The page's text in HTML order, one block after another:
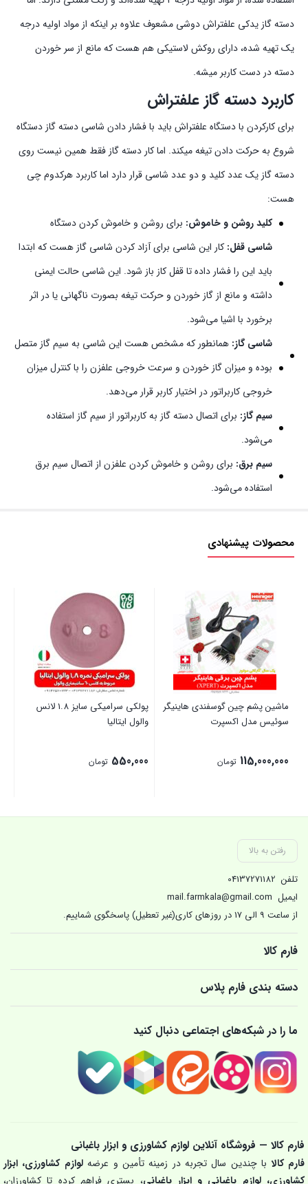
دسته گاز یدکی علفتراش دوشی مشعوف علاوه بر اینکه از مواد اولیه درجه
یک تهیه شده، دارای روکش لاستیکی هم هست که مانع از سر خوردن
دسته در دست کاربر میشه.
کاربرد دسته گاز علفتراش
برای کارکردن با دستگاه علفتراش باید با فشار دادن شاسی دسته گاز دستگاه
شروع به حرکت دادن تیغه میکند. اما کار دسته گاز فقط همین نیست روی
دسته گاز یک عدد کلید و دو عدد شاسی قرار دارد اما کاربرد هرکدوم چی
هست:
کلید روشن و خاموش: برای روشن و خاموش کردن دستگاه
شاسی قفل: کار این شاسی برای آزاد کردن شاسی گاز هست که ابتدا
باید این را فشار داده تا قفل کاز باز شود. این شاسی حالت ایمنی
داشته و مانع از گاز خوردن و حرکت تیغه بصورت ناگهانی یا در اثر
برخورد با اشیا می‌شود.
شاسی گاز: همانطور که مشخص هست این شاسی به سیم گاز متصل
بوده و میزان گاز خوردن و سرعت خروجی علفزن را با کنترل میزان
خروجی کاربراتور در اختیار کاربر قرار می‌دهد.
سیم گاز: برای اتصال دسته گاز به کاربراتور از سیم گاز استفاده
می‌شود.
سیم برق: برای روشن و خاموش کردن علفزن از اتصال سیم برق
استفاده می‌شود.
محصولات پیشنهادی
ماشین پشم چین گوسفندی هاینیگر
سوئیس مدل اکسپرت
115,000,000 تومان
پولکی سرامیکی سایز 1.8 لانس
والول ایتالیا
550,000 تومان
رفتن به بالا
تلفن 04137271182
ایمیل mail.farmkala@gmail.com
از ساعت 9 الی 17 در روزهای کاری(غیر تعطیل) پاسخگوی شماییم.
فارم کالا
دسته بندی فارم پلاس
ما را در شبکه‌های اجتماعی دنبال کنید
فارم کالا — فروشگاه آنلاین لوازم کشاورزی و ابزار باغبانی
فارم کالا با چندین سال تجربه در زمینه تأمین و عرضهلوازم کشاورزی، ابزار
کشاورزی، لوازم باغبانی و ابزار باغبانی، بستری فراهم کرده تا کشاورزان،